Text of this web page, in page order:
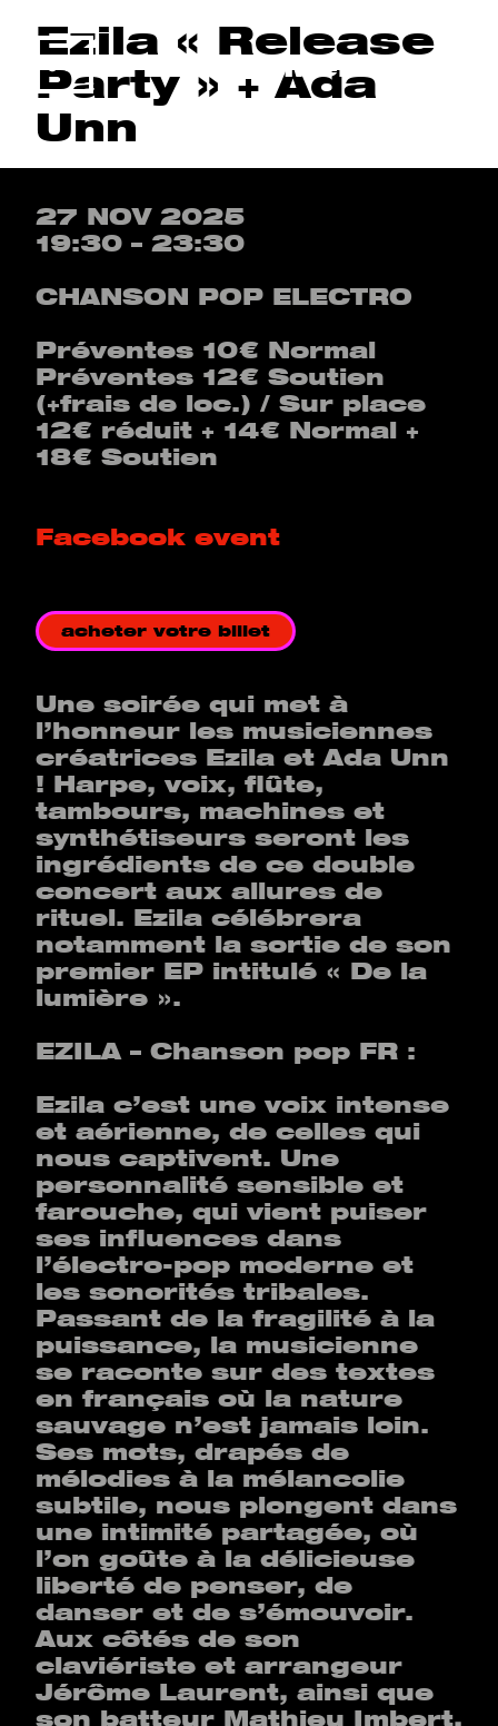
Menu
Ezila « Release
Party » + Ada
Unn
Une soirée qui met à
l’honneur les musiciennes
créatrices Ezila et Ada Unn
! Harpe, voix, flûte,
tambours, machines et
synthétiseurs seront les
ingrédients de ce double
concert aux allures de
rituel. Ezila célébrera
notamment la sortie de son
premier EP intitulé « De la
lumière ».
EZILA – Chanson pop FR :
Ezila c’est une voix intense
et aérienne, de celles qui
nous captivent. Une
personnalité sensible et
farouche, qui vient puiser
ses influences dans
l’électro-pop moderne et
les sonorités tribales.
Passant de la fragilité à la
puissance, la musicienne
se raconte sur des textes
en français où la nature
sauvage n’est jamais loin.
Ses mots, drapés de
mélodies à la mélancolie
subtile, nous plongent dans
une intimité partagée, où
l’on goûte à la délicieuse
liberté de penser, de
danser et de s’émouvoir.
Aux côtés de son
claviériste et arrangeur
Jérôme Laurent, ainsi que
son batteur Mathieu Imbert,
27 NOV 2025
19:30 – 23:30
CHANSON POP ELECTRO
Préventes 10€ Normal
Préventes 12€ Soutien
(+frais de loc.) / Sur place
12€ réduit + 14€ Normal +
18€ Soutien
Facebook event
acheter votre billet